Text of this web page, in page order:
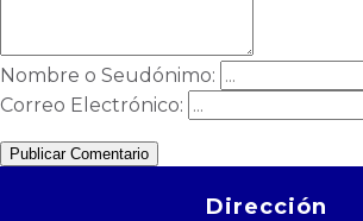
Nombre o Seudónimo:
Correo Electrónico:
Publicar Comentario
Dirección